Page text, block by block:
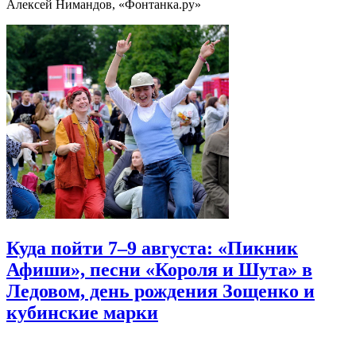
Алексей Нимандов, «Фонтанка.ру»
Куда пойти 7–9 августа: «Пикник
Афиши», песни «Короля и Шута» в
Ледовом, день рождения Зощенко и
кубинские марки